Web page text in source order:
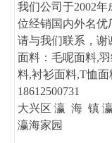
我们公司于2002
位经销国内外名优
请与我们联系，谢
面料：毛呢面料,
料,衬衫面料,T恤面
18612500731
大兴区 瀛 海 镇
瀛海家园